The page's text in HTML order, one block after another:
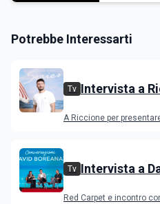
Potrebbe Interessarti
Tv Intervista a
A Riccione per
Tv Intervista a
Red Carpet e incontro